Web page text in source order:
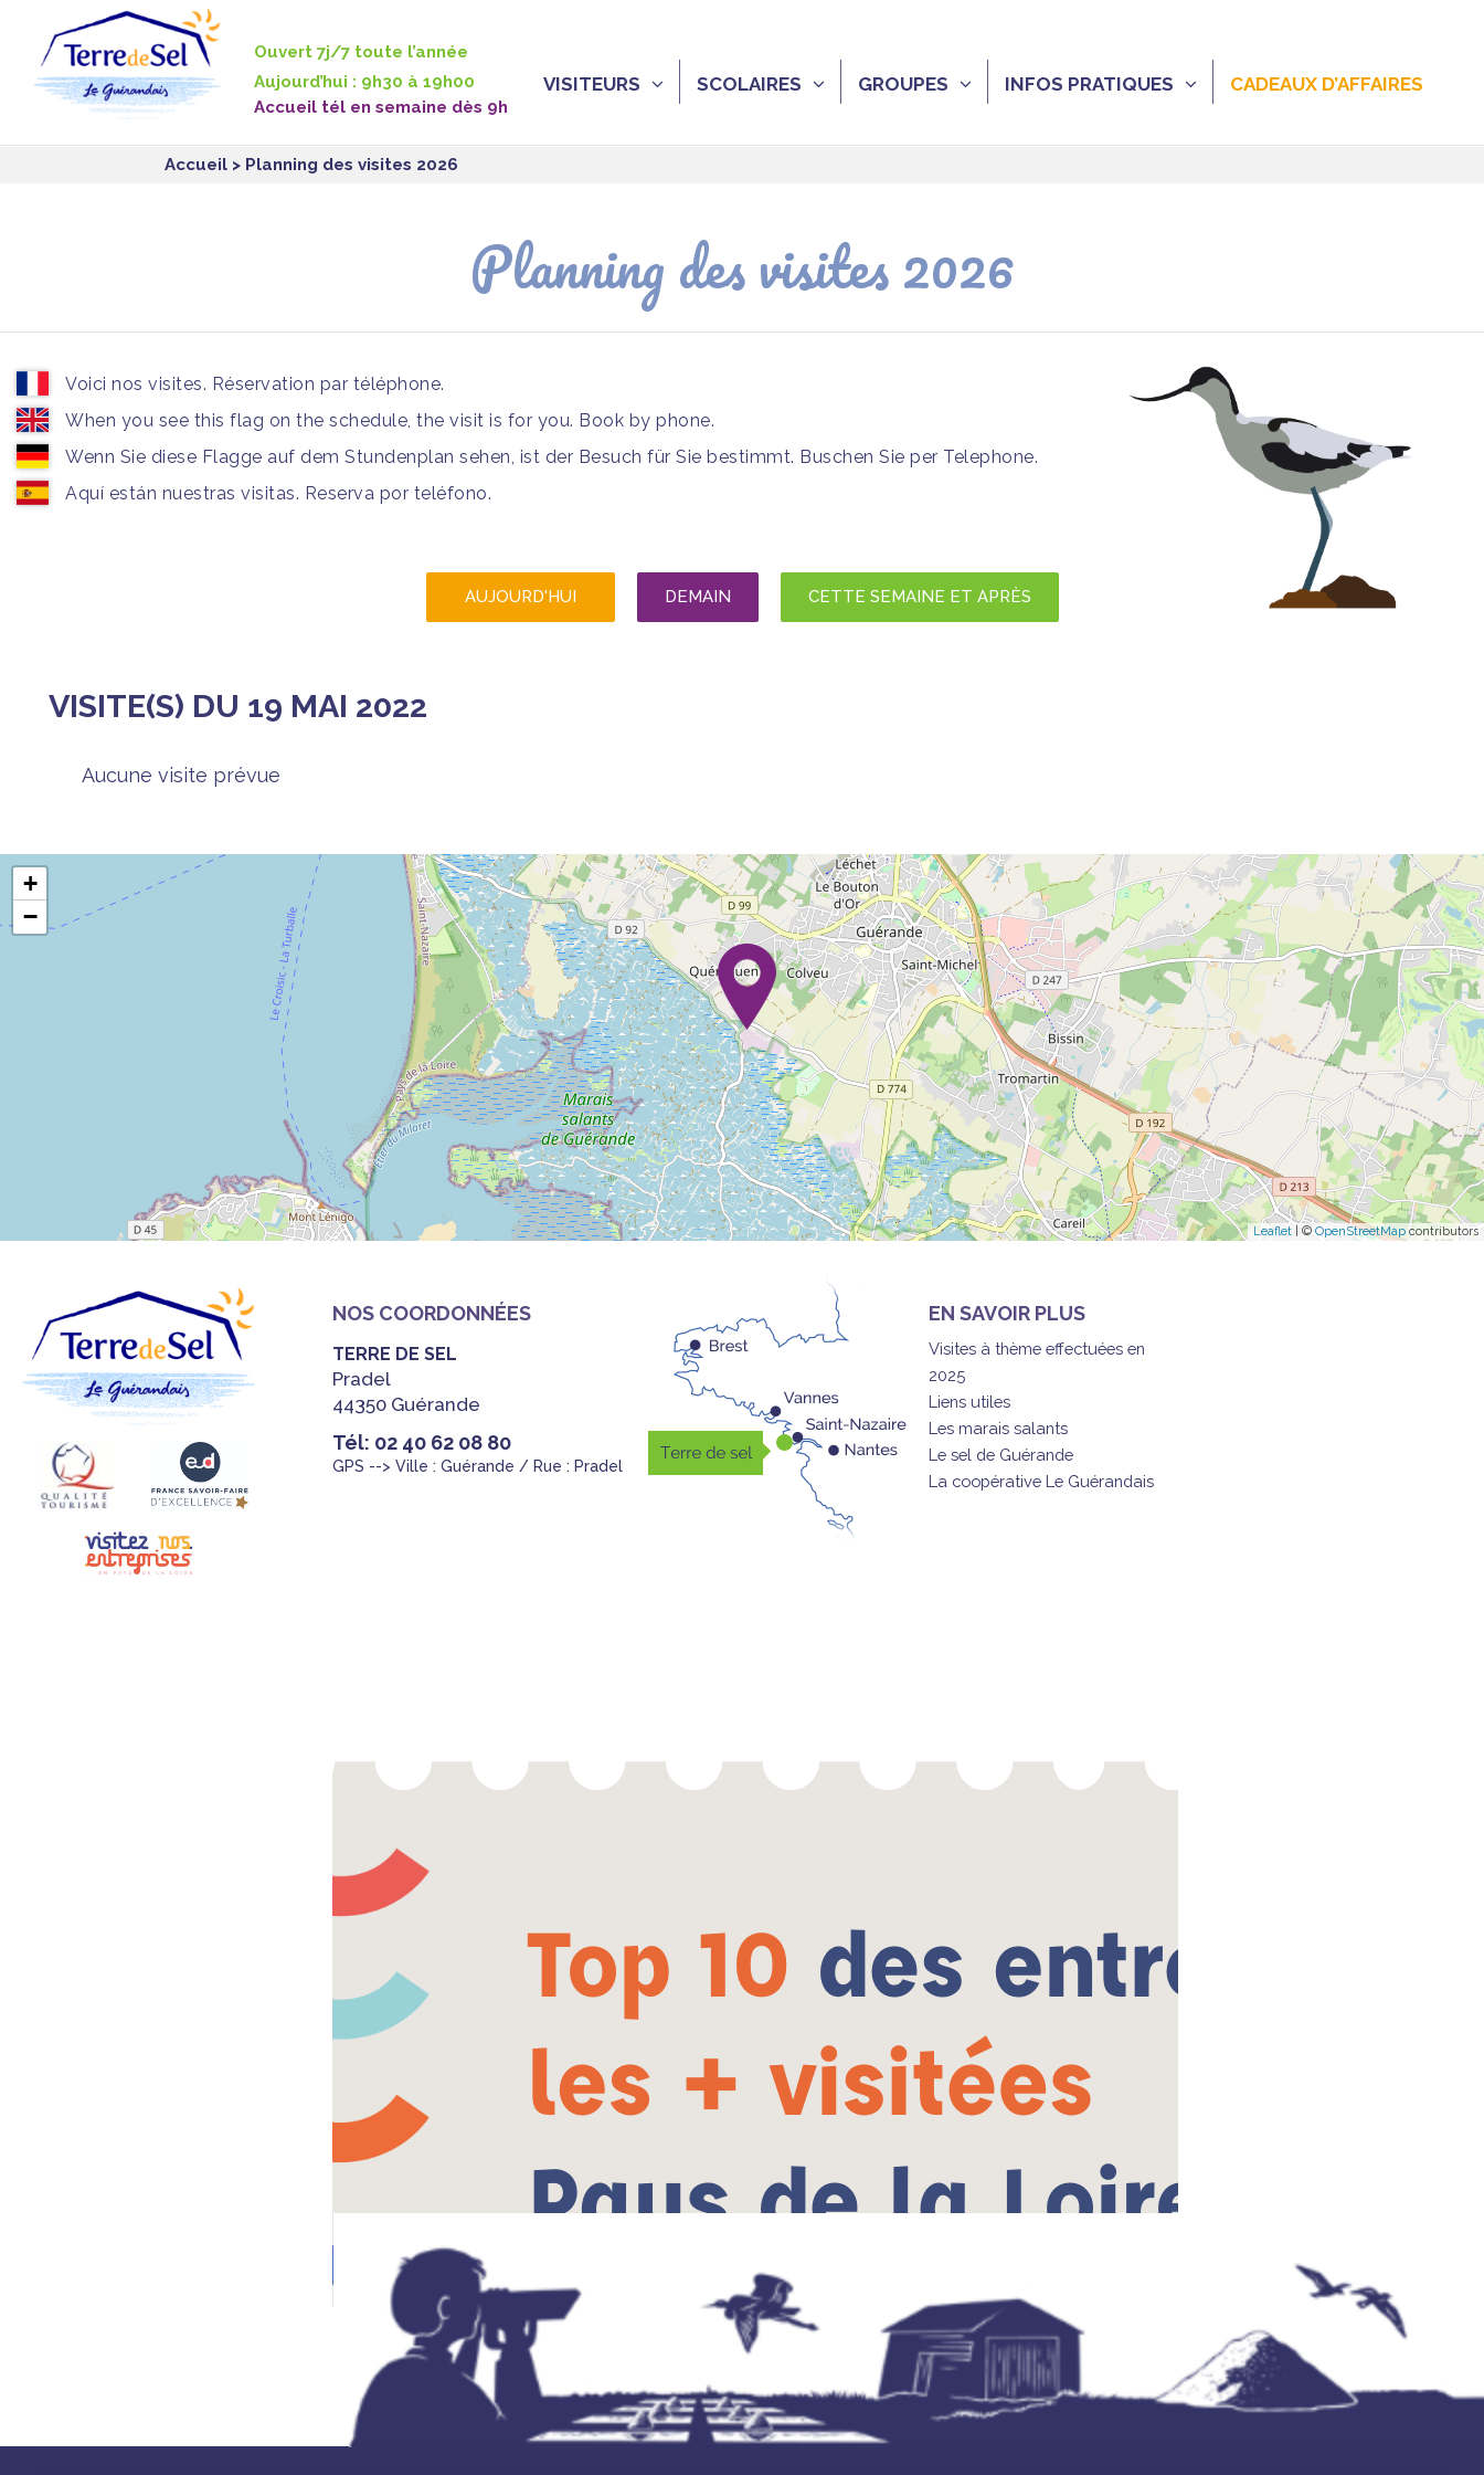
Ouvert 7j/7 toute l’année
Aujourd’hui : 9h30 à 19h00
Accueil tél en semaine dès 9h
VISITEURS SCOLAIRES GROUPES INFOS PRATIQUES CADEAUX D’AFFAIRES
Accueil > Planning des visites 2026
Planning des visites 2026
Voici nos visites. Réservation par téléphone.
When you see this flag on the schedule, the visit is for you. Book by phone.
Wenn Sie diese Flagge auf dem Stundenplan sehen, ist der Besuch für Sie bestimmt. Buschen Sie per Telephone.
Aquí están nuestras visitas. Reserva por teléfono.
AUJOURD'HUI DEMAIN CETTE SEMAINE ET APRÈS
VISITE(S) DU 19 MAI 2022
Aucune visite prévue
+
−
Leaflet | © OpenStreetMap contributors
NOS COORDONNÉES
TERRE DE SEL
Pradel
44350 Guérande
Tél: 02 40 62 08 80
GPS --> Ville : Guérande / Rue : Pradel
EN SAVOIR PLUS
Visites à thème effectuées en
2025
Liens utiles
Les marais salants
Le sel de Guérande
La coopérative Le Guérandais
Panneau de gestion des cookies